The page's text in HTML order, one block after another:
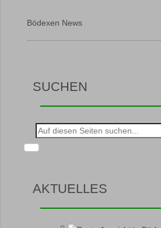
Bödexen News
SUCHEN
Suche
nach:
AKTUELLES